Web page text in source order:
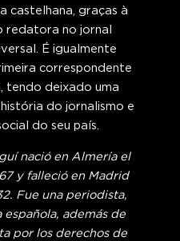
castelhana, graças à
redatora no jornal
É igualmente
correspondente
tendo deixado uma
do jornalismo e
do seu país.
nació en Almería el
y falleció en Madrid
Fue una periodista,
además de
por los derechos de